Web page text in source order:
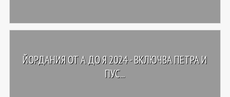
ЙОРДАНИЯ ОТ А ДО Я 2024 - ВКЛЮЧВА ПЕТРА И
ПУС...